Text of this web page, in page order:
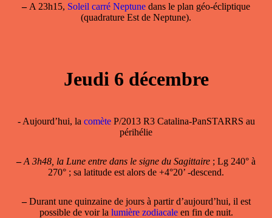
–A 23h15, Soleil carré Neptune dans le plan géo-écliptique
(quadrature Est de Neptune).
Jeudi 6 décembre
- Aujourd’hui, la comèteP/2013 R3 Catalina-PanSTARRS au
périhélie
– A 3h48, la Lune entre dans le signe du Sagittaire ; Lg 240° à
270° ; sa latitude est alors de +4°20’ -descend.
–Durant une quinzaine de jours à partir d’aujourd’hui, il est
possible de voir la lumière zodiacaleen fin de nuit.